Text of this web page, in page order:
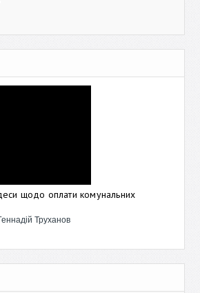
щодо оплати комунальних
Труханов